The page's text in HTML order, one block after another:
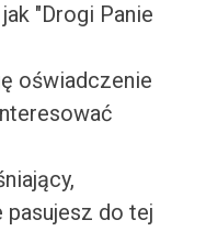
"Drogi Panie
oświadczenie
do tej